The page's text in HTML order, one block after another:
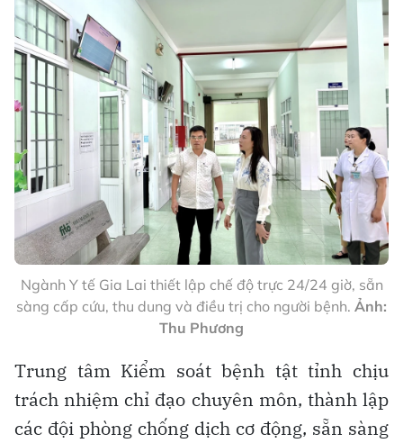
Ngành Y tế Gia Lai thiết lập chế độ trực 24/24 giờ, sẵn
sàng cấp cứu, thu dung và điều trị cho người bệnh. Ảnh:
Thu Phương
Trung tâm Kiểm soát bệnh tật tỉnh chịu
trách nhiệm chỉ đạo chuyên môn, thành lập
các đội phòng chống dịch cơ động, sẵn sàng